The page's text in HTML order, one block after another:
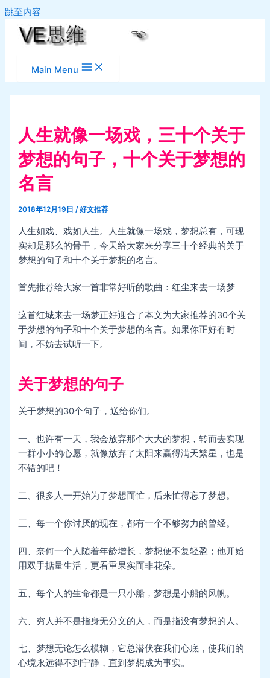
跳至内容
Main Menu
人生就像一场戏，三十个关于
梦想的句子，十个关于梦想的
名言
2018年12月19日/好文推荐
人生如戏、戏如人生。人生就像一场戏，梦想总有，可现
实却是那么的骨干，今天给大家来分享三十个经典的关于
梦想的句子和十个关于梦想的名言。
首先推荐给大家一首非常好听的歌曲：红尘来去一场梦
这首红城来去一场梦正好迎合了本文为大家推荐的30个关
于梦想的句子和十个关于梦想的名言。如果你正好有时
间，不妨去试听一下。
关于梦想的句子
关于梦想的30个句子，送给你们。
一、也许有一天，我会放弃那个大大的梦想，转而去实现
一群小小的心愿，就像放弃了太阳来赢得满天繁星，也是
不错的吧！
二、很多人一开始为了梦想而忙，后来忙得忘了梦想。
三、每一个你讨厌的现在，都有一个不够努力的曾经。
四、奈何一个人随着年龄增长，梦想便不复轻盈；他开始
用双手掂量生活，更看重果实而非花朵。
五、每个人的生命都是一只小船，梦想是小船的风帆。
六、穷人并不是指身无分文的人，而是指没有梦想的人。
七、梦想无论怎么模糊，它总潜伏在我们心底，使我们的
心境永远得不到宁静，直到梦想成为事实。